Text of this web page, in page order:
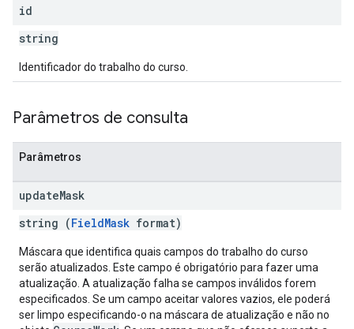
id
string
Identificador do trabalho do curso.
Parâmetros de consulta
Parâmetros
updateMask
string (FieldMask format)
Máscara que identifica quais campos do trabalho do curso
serão atualizados. Este campo é obrigatório para fazer uma
atualização. A atualização falha se campos inválidos forem
especificados. Se um campo aceitar valores vazios, ele poderá
ser limpo especificando-o na máscara de atualização e não no